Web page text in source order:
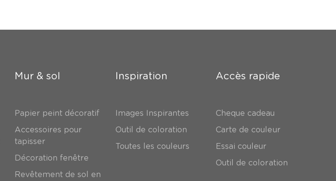
Mur & sol
Papier peint décoratif
Accessoires pour
tapisser
Décoration fenêtre
Revêtement de sol en
Inspiration
Images Inspirantes
Outil de coloration
Toutes les couleurs
Accès rapide
Cheque cadeau
Carte de couleur
Essai couleur
Outil de coloration